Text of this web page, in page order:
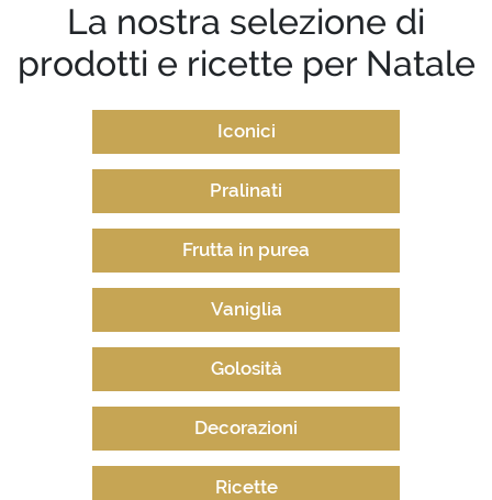
La nostra selezione di
prodotti e ricette per Natale
Iconici
Pralinati
Frutta in purea
Vaniglia
Golosità
Decorazioni
Ricette